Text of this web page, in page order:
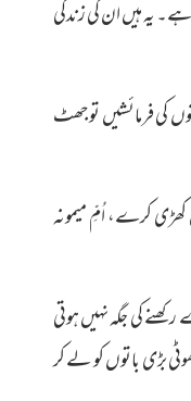
یہ ہیں ان کی زندگی
کی فرمائشیں تو جھٹ
کھڑی کرے، اُمِّ میمونہ
کی جگہ نہیں ہوتی
بڑی باتوں کو لے کر